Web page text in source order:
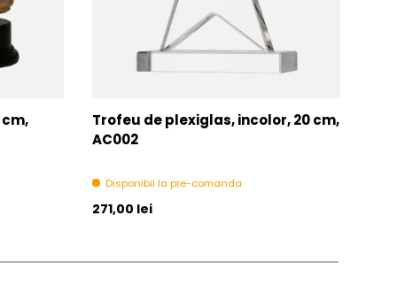
Trofeu de plexiglas, incolor, 20 cm,
AC002
Disponibil la pre-comanda
Pret initial
271,00 lei